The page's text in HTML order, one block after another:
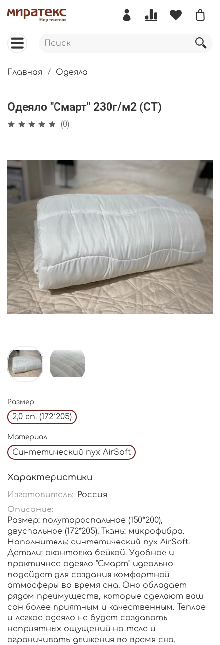
Главная Одеяла
Одеяло "Смарт" 230г/м2 (СТ)
(0)
Размер
2,0 сп. (172*205)
Материал
Синтетический пух AirSoft
Характеристики
Изготовитель:
Россия
Описание:
Размер: полутороспальное (150*200),
двуспальное (172*205). Ткань: микрофибра.
Наполнитель: синтетический пух AirSoft.
Детали: окантовка бейкой. Удобное и
практичное одеяло "Смарт" идеально
подойдет для создания комфортной
атмосферы во время сна. Оно обладает
рядом преимуществ, которые сделают ваш
сон более приятным и качественным. Теплое
и легкое одеяло не будет создавать
неприятных ощущений на теле и
ограничивать движения во время сна.